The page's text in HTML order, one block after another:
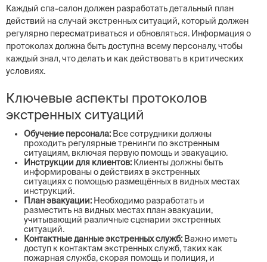
Каждый спа-салон должен разработать детальный план
действий на случай экстренных ситуаций, который должен
регулярно пересматриваться и обновляться. Информация о
протоколах должна быть доступна всему персоналу, чтобы
каждый знал, что делать и как действовать в критических
условиях.
Ключевые аспекты протоколов
экстренных ситуаций
Обучение персонала: Все сотрудники должны
проходить регулярные тренинги по экстренным
ситуациям, включая первую помощь и эвакуацию.
Инструкции для клиентов: Клиенты должны быть
информированы о действиях в экстренных
ситуациях с помощью размещённых в видных местах
инструкций.
План эвакуации: Необходимо разработать и
разместить на видных местах план эвакуации,
учитывающий различные сценарии экстренных
ситуаций.
Контактные данные экстренных служб: Важно иметь
доступ к контактам экстренных служб, таких как
пожарная служба, скорая помощь и полиция, и